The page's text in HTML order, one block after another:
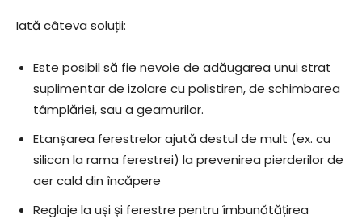
Iată câteva soluții:
Este posibil să fie nevoie de adăugarea unui strat
suplimentar de izolare cu polistiren, de schimbarea
tâmplăriei, sau a geamurilor.
Etanșarea ferestrelor ajută destul de mult (ex. cu
silicon la rama ferestrei) la prevenirea pierderilor de
aer cald din încăpere
Reglaje la uși și ferestre pentru îmbunătățirea